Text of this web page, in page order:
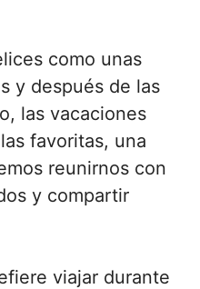
como unas
y después de las
las vacaciones
favoritas, una
reunirnos con
y compartir
viajar durante